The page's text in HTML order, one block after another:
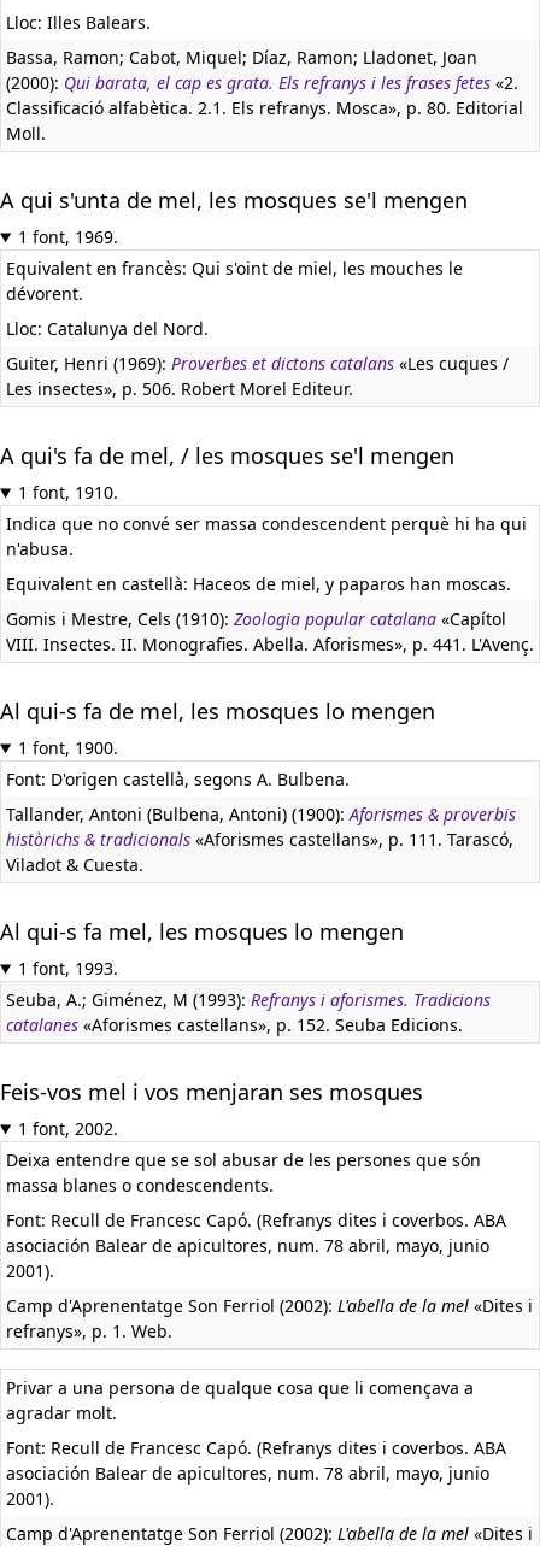
Lloc: Illes Balears.
Bassa, Ramon; Cabot, Miquel; Díaz, Ramon; Lladonet, Joan
(2000): Qui barata, el cap es grata. Els refranys i les frases fetes «2.
Classificació alfabètica. 2.1. Els refranys. Mosca», p. 80. Editorial
Moll.
A qui s'unta de mel, les mosques se'l mengen
1 font, 1969.
Equivalent en francès: Qui s'oint de miel, les mouches le
dévorent.
Lloc: Catalunya del Nord.
Guiter, Henri (1969): Proverbes et dictons catalans «Les cuques /
Les insectes», p. 506. Robert Morel Editeur.
A qui's fa de mel, / les mosques se'l mengen
1 font, 1910.
Indica que no convé ser massa condescendent perquè hi ha qui
n'abusa.
Equivalent en castellà: Haceos de miel, y paparos han moscas.
Gomis i Mestre, Cels (1910): Zoologia popular catalana «Capítol
VIII. Insectes. II. Monografies. Abella. Aforismes», p. 441. L'Avenç.
Al qui-s fa de mel, les mosques lo mengen
1 font, 1900.
Font: D'origen castellà, segons A. Bulbena.
Tallander, Antoni (Bulbena, Antoni) (1900):Aforismes & proverbis
històrichs & tradicionals «Aforismes castellans», p. 111. Tarascó,
Viladot & Cuesta.
Al qui-s fa mel, les mosques lo mengen
1 font, 1993.
Seuba, A.; Giménez, M (1993): Refranys i aforismes. Tradicions
catalanes «Aforismes castellans», p. 152. Seuba Edicions.
Feis-vos mel i vos menjaran ses mosques
1 font, 2002.
Deixa entendre que se sol abusar de les persones que són
massa blanes o condescendents.
Font: Recull de Francesc Capó. (Refranys dites i coverbos. ABA
asociación Balear de apicultores, num. 78 abril, mayo, junio
2001).
Camp d'Aprenentatge Son Ferriol (2002): L'abella de la mel «Dites i
refranys», p. 1. Web.
Privar a una persona de qualque cosa que li començava a
agradar molt.
Font: Recull de Francesc Capó. (Refranys dites i coverbos. ABA
asociación Balear de apicultores, num. 78 abril, mayo, junio
2001).
Camp d'Aprenentatge Son Ferriol (2002): L'abella de la mel «Dites i